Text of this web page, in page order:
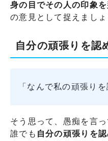
身の目でその人の印象
の意見として捉えましょ
自分の頑張りを認
「なんで私の頑張り
そう思って、愚痴を言
誰でも 自分の頑張りを